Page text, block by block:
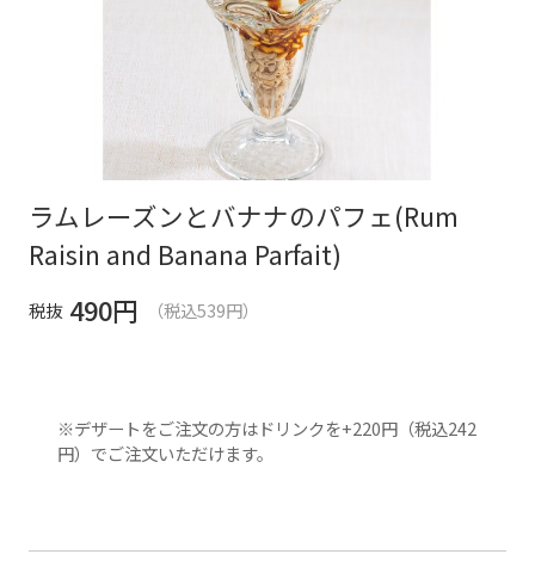
ラムレーズンとバナナのパフェ(Rum
Raisin and Banana Parfait)
税抜 490円 （税込539円）
※デザートをご注文の方はドリンクを+220円（税込242
円）でご注文いただけます。